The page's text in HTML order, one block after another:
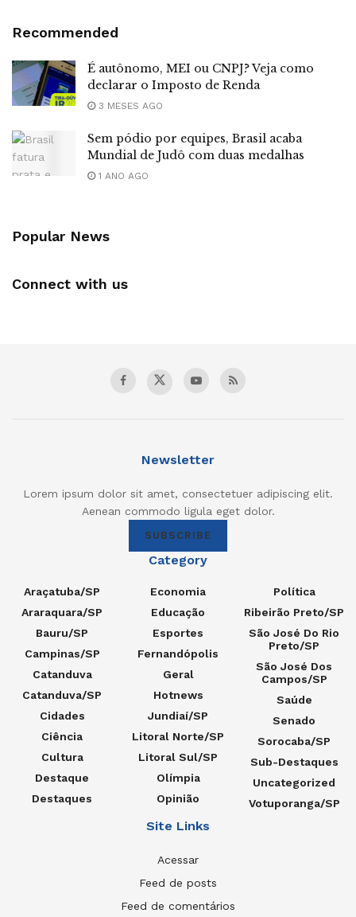
Recommended
É autônomo, MEI ou CNPJ? Veja como
declarar o Imposto de Renda
3 MESES AGO
Sem pódio por equipes, Brasil acaba
Mundial de Judô com duas medalhas
1 ANO AGO
Popular News
Connect with us
Newsletter
Lorem ipsum dolor sit amet, consectetuer adipiscing elit.
Aenean commodo ligula eget dolor.
SUBSCRIBE
Category
Araçatuba/SP
Araraquara/SP
Bauru/SP
Campinas/SP
Catanduva
Catanduva/SP
Cidades
Ciência
Cultura
Destaque
Destaques
Economia
Educação
Esportes
Fernandópolis
Geral
Hotnews
Jundiaí/SP
Litoral Norte/SP
Litoral Sul/SP
Olímpia
Opinião
Política
Ribeirão Preto/SP
São José Do Rio
Preto/SP
São José Dos
Campos/SP
Saúde
Senado
Sorocaba/SP
Sub-Destaques
Uncategorized
Votuporanga/SP
Site Links
Acessar
Feed de posts
Feed de comentários